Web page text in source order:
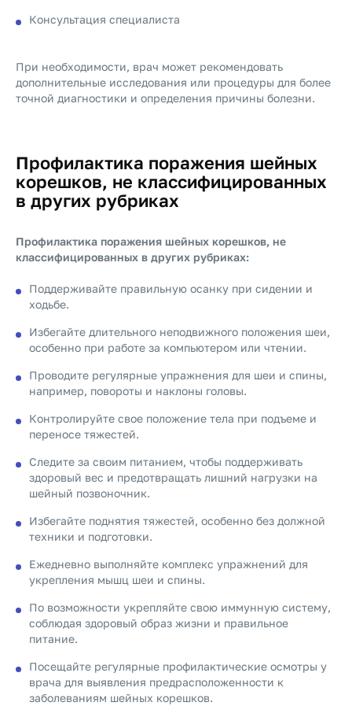
Консультация специалиста
При необходимости, врач может рекомендовать
дополнительные исследования или процедуры для более
точной диагностики и определения причины болезни.
Профилактика поражения шейных
корешков, не классифицированных
в других рубриках
Профилактика поражения шейных корешков, не
классифицированных в других рубриках:
Поддерживайте правильную осанку при сидении и
ходьбе.
Избегайте длительного неподвижного положения шеи,
особенно при работе за компьютером или чтении.
Проводите регулярные упражнения для шеи и спины,
например, повороты и наклоны головы.
Контролируйте свое положение тела при подъеме и
переносе тяжестей.
Следите за своим питанием, чтобы поддерживать
здоровый вес и предотвращать лишний нагрузки на
шейный позвоночник.
Избегайте поднятия тяжестей, особенно без должной
техники и подготовки.
Ежедневно выполняйте комплекс упражнений для
укрепления мышц шеи и спины.
По возможности укрепляйте свою иммунную систему,
соблюдая здоровый образ жизни и правильное
питание.
Посещайте регулярные профилактические осмотры у
врача для выявления предрасположенности к
заболеваниям шейных корешков.